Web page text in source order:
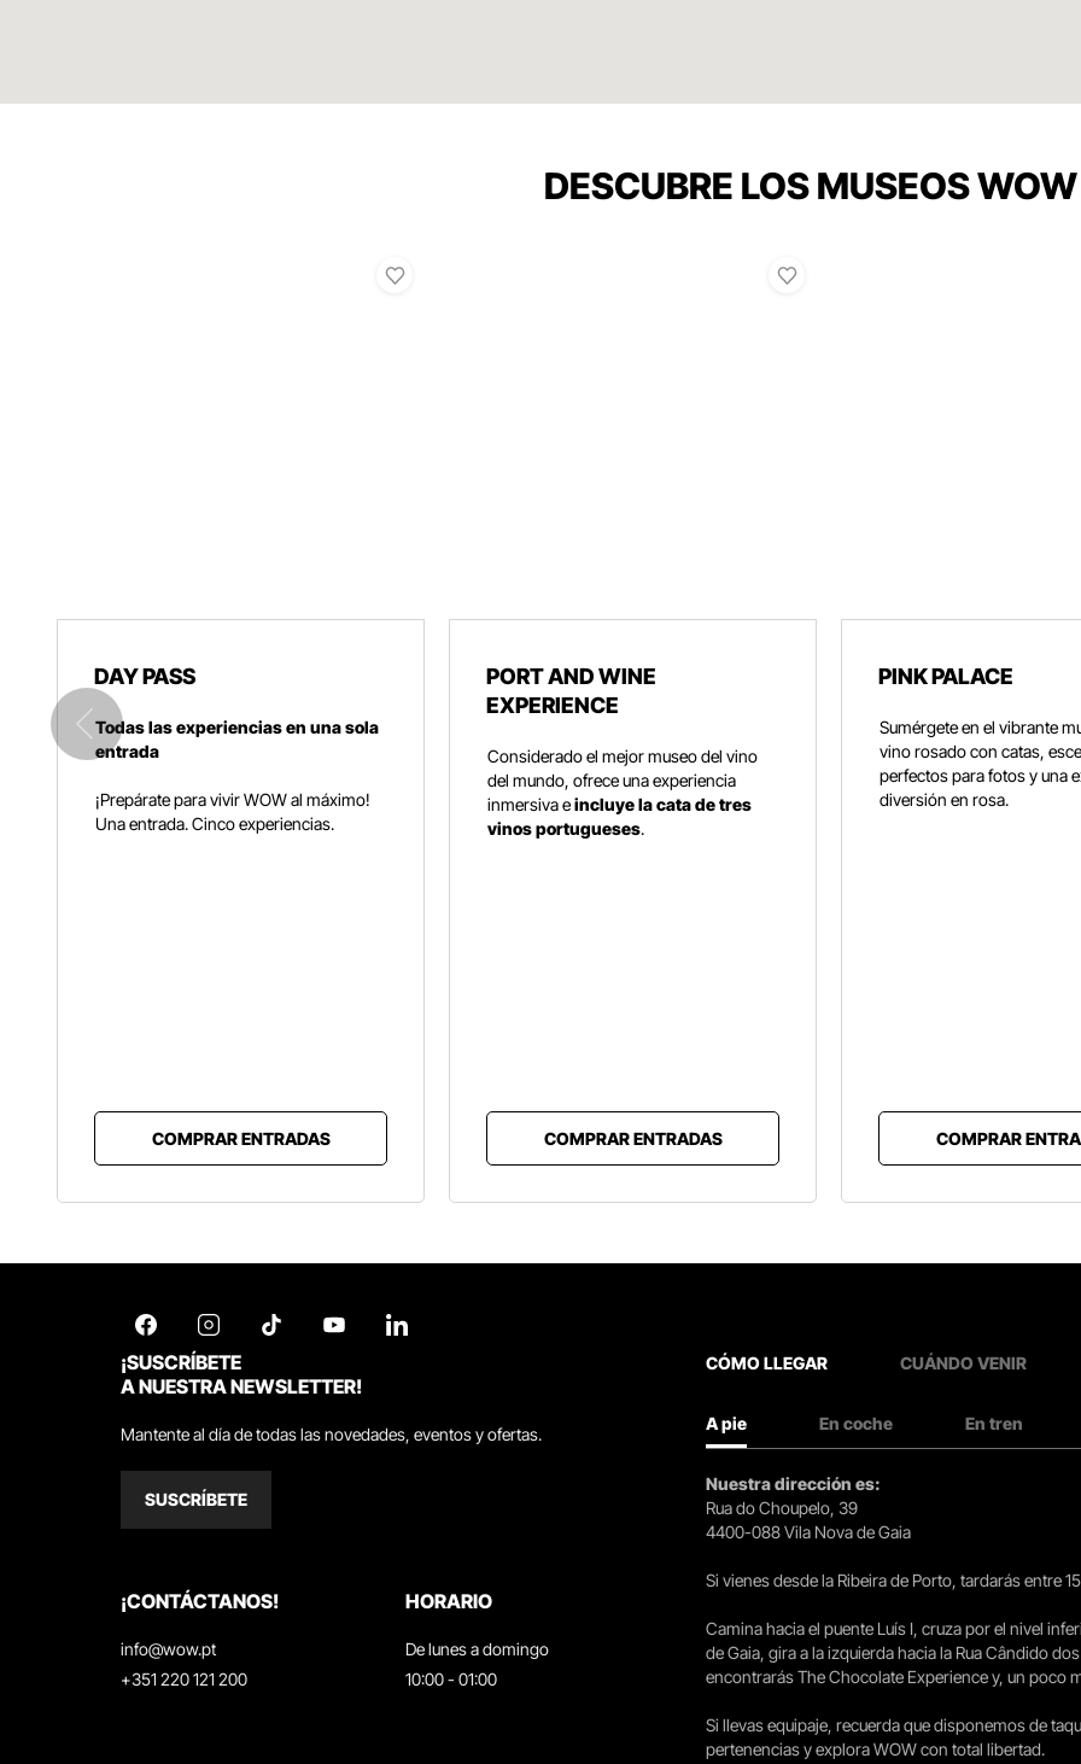
DESCUBRE LOS MUSEOS WOW
DAY PASS
Todas las experiencias en una sola
entrada
¡Prepárate para vivir WOW al máximo!
Una entrada. Cinco experiencias.
COMPRAR ENTRADAS
PORT AND WINE
EXPERIENCE
Considerado el mejor museo del vino
del mundo, ofrece una experiencia
inmersiva eincluye la cata de tres
vinos portugueses.
COMPRAR ENTRADAS
PINK PALACE
Sumérgete en el vibrante
vino rosado con catas,
perfectos para fotos y una
diversión en rosa.
COMPRAR
¡SUSCRÍBETE
A NUESTRA NEWSLETTER!
Mantente al día de todas las novedades, eventos y ofertas.
SUSCRÍBETE
¡CONTÁCTANOS!
info@wow.pt
+351 220 121 200
HORARIO
De lunes a domingo
10:00 - 01:00
CÓMO LLEGAR CUÁNDO VENIR
A pie En coche En tren
Nuestra dirección es:
Rua do Choupelo, 39
4400-088 Vila Nova de Gaia
Si vienes desde la Ribeira de Porto, tardarás entre
Camina hacia el puente Luís I, cruza por el nivel
de Gaia, gira a la izquierda hacia la Rua Cândido
encontrarás The Chocolate Experience y, un poco
Si llevas equipaje, recuerda que disponemos de
pertenencias y explora WOW con total libertad.